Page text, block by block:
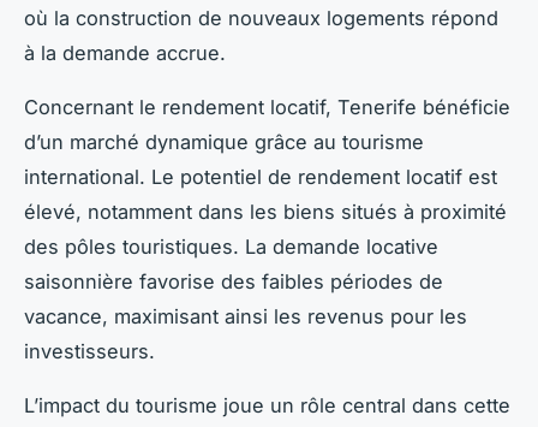
où la construction de nouveaux logements répond
à la demande accrue.
Concernant le rendement locatif, Tenerife bénéficie
d’un marché dynamique grâce au tourisme
international. Le potentiel de rendement locatif est
élevé, notamment dans les biens situés à proximité
des pôles touristiques. La demande locative
saisonnière favorise des faibles périodes de
vacance, maximisant ainsi les revenus pour les
investisseurs.
L’impact du tourisme joue un rôle central dans cette